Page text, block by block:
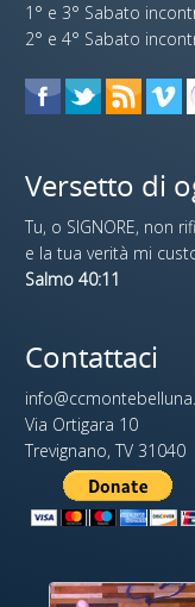
1° e 3° Sabato
2° e 4° Sabato
Versetto di
Tu, o SIGNORE, non
e la tua verità mi
Salmo 40:11
Contattaci
Via Ortigara 10
Trevignano, TV 31040